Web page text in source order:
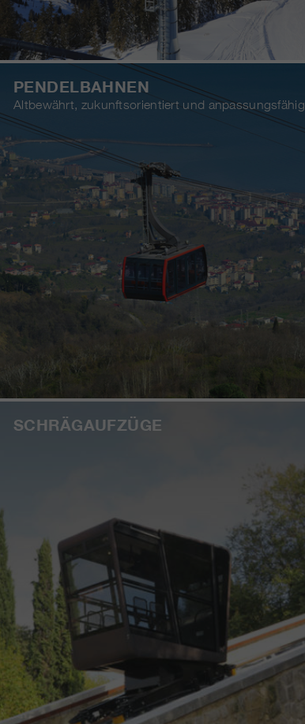
PENDELBAHNEN
Altbewährt, zukunftsorientiert und anpassungsfähig
SCHRÄGAUFZÜGE